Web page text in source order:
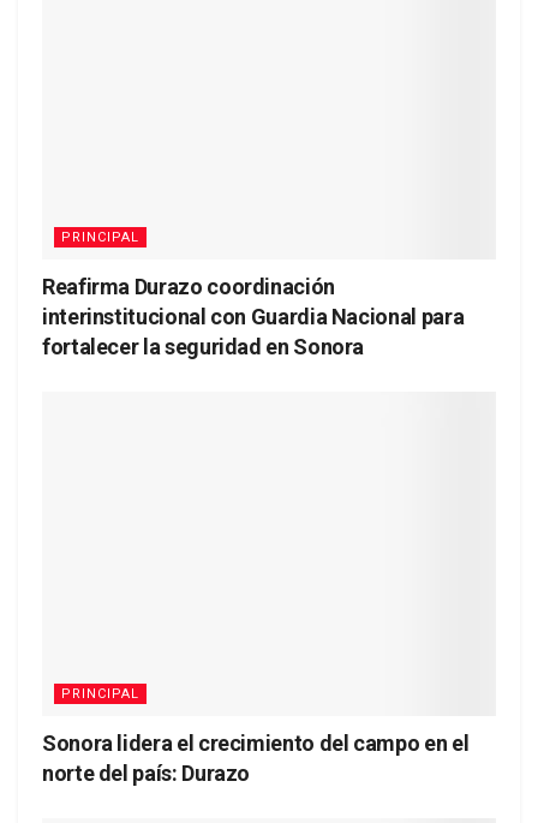
PRINCIPAL
Reafirma Durazo coordinación
interinstitucional con Guardia Nacional para
fortalecer la seguridad en Sonora
PRINCIPAL
Sonora lidera el crecimiento del campo en el
norte del país: Durazo